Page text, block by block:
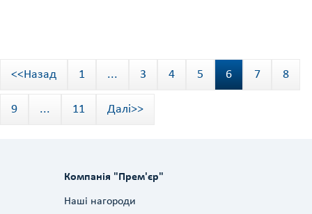
<<Назад 1 ... 3 4 5 6 7 8
9 ... 11 Далі>>
Компанія "Прем'єр"
Наші нагороди